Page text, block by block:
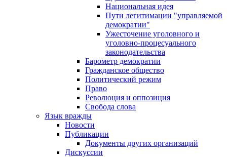
Национальная идея
Пути легитимации "управляемой
демократии"
Ужесточение уголовного и
уголовно-процесуального
законодательства
Барометр демократии
Гражданское общество
Политический режим
Право
Революция и оппозиция
Свобода слова
Язык вражды
Новости
Публикации
Документы других организаций
Дискуссии